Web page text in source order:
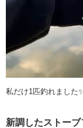
私だけ1匹釣れました
新調したストーブ